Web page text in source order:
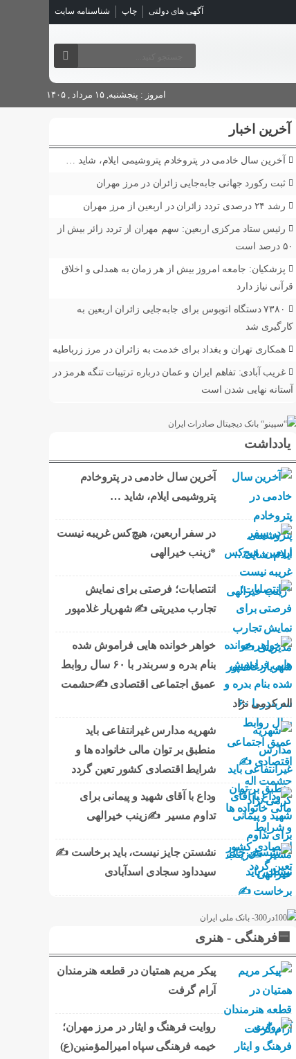
آگهی های دولتی چاپ شناسنامه سایت
امروز : پنجشنبه, ۱۵ مرداد , ۱۴۰۵
آخرین اخبار
آخرین سال خادمی در پتروخادم پتروشیمی ایلام، شاید …
ثبت رکورد جهانی جابه‌جایی زائران در مرز مهران
رشد ۲۴ درصدی تردد زائران در اربعین از مرز مهران
رئیس ستاد مرکزی اربعین: سهم مهران از تردد زائر بیش از
۵۰ درصد است
پزشکیان: جامعه امروز بیش از هر زمان به همدلی و اخلاق
قرآنی نیاز دارد
۷۳۸۰ دستگاه اتوبوس برای جابه‌جایی زائران اربعین به‌
کارگیری شد
همکاری تهران و بغداد برای خدمت به زائران در مرز زرباطیه
غریب آبادی: تفاهم ایران و عمان درباره ترتیبات تنگه هرمز در
آستانه نهایی شدن است
یادداشت
آخرین سال خادمی در پتروخادم
پتروشیمی ایلام، شاید …
در سفر اربعین، هیچ‌کس غریبه نیست
*زینب خیرالهی
انتصابات؛ فرصتی برای نمایش
تجارب مدیریتی ✍ شهریار غلامپور
خواهر خوانده هایی فراموش شده
بنام بدره و سربندر با ۶۰ سال روابط
عمیق اجتماعی اقتصادی ✍حشمت
اله کرمی نژاد
شهریه مدارس غیرانتفاعی باید
منطبق بر توان مالی خانواده ها و
شرایط اقتصادی کشور تعین گردد
وداع با آقای شهید و پیمانی برای
تداوم مسیر ✍زینب خیرالهی
نشستن جایز نیست، باید برخاست ✍️
سیدداود سجادی اسدآبادی
🟦فرهنگی - هنری
پیکر مریم همتیان در قطعه هنرمندان
آرام گرفت
روایت فرهنگ و ایثار در مرز مهران؛
خیمه فرهنگی سپاه امیرالمؤمنین(ع)